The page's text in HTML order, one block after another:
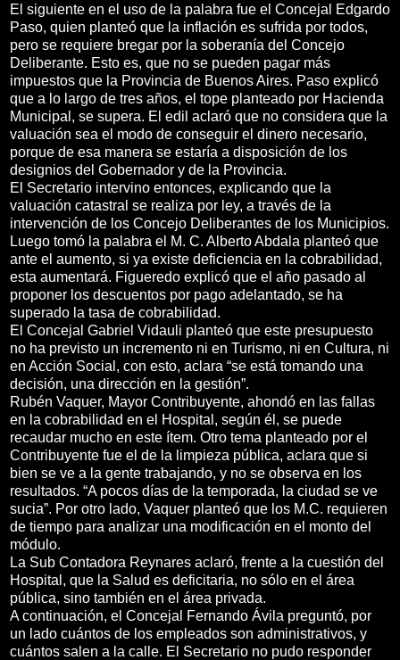
El siguiente en el uso de la palabra fue el Concejal Edgardo
Paso, quien planteó que la inflación es sufrida por todos,
pero se requiere bregar por la soberanía del Concejo
Deliberante. Esto es, que no se pueden pagar más
impuestos que la Provincia de Buenos Aires. Paso explicó
que a lo largo de tres años, el tope planteado por Hacienda
Municipal, se supera. El edil aclaró que no considera que la
valuación sea el modo de conseguir el dinero necesario,
porque de esa manera se estaría a disposición de los
designios del Gobernador y de la Provincia.
El Secretario intervino entonces, explicando que la
valuación catastral se realiza por ley, a través de la
intervención de los Concejo Deliberantes de los Municipios.
Luego tomó la palabra el M. C. Alberto Abdala planteó que
ante el aumento, si ya existe deficiencia en la cobrabilidad,
esta aumentará. Figueredo explicó que el año pasado al
proponer los descuentos por pago adelantado, se ha
superado la tasa de cobrabilidad.
El Concejal Gabriel Vidauli planteó que este presupuesto
no ha previsto un incremento ni en Turismo, ni en Cultura, ni
en Acción Social, con esto, aclara “se está tomando una
decisión, una dirección en la gestión”.
Rubén Vaquer, Mayor Contribuyente, ahondó en las fallas
en la cobrabilidad en el Hospital, según él, se puede
recaudar mucho en este ítem. Otro tema planteado por el
Contribuyente fue el de la limpieza pública, aclara que si
bien se ve a la gente trabajando, y no se observa en los
resultados. “A pocos días de la temporada, la ciudad se ve
sucia”. Por otro lado, Vaquer planteó que los M.C. requieren
de tiempo para analizar una modificación en el monto del
módulo.
La Sub Contadora Reynares aclaró, frente a la cuestión del
Hospital, que la Salud es deficitaria, no sólo en el área
pública, sino también en el área privada.
A continuación, el Concejal Fernando Ávila preguntó, por
un lado cuántos de los empleados son administrativos, y
cuántos salen a la calle. El Secretario no pudo responder